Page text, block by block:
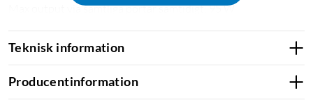
Max output via samtliga portar samtidigt: 95 W
Vikt: 46 g
QC3.0 PPS Quick charge
Teknisk information
Producentinformation